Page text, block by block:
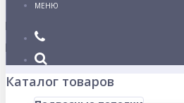
МЕНЮ
Каталог товаров